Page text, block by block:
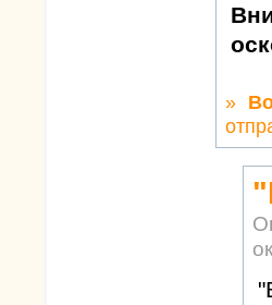
»